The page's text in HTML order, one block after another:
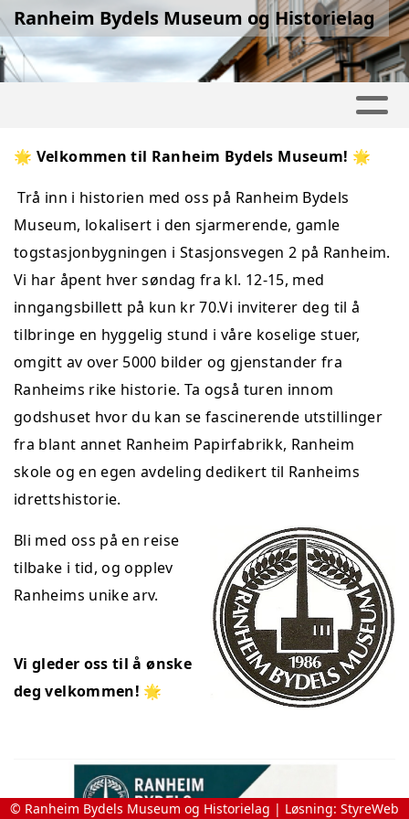
Ranheim Bydels Museum og Historielag
🌟 Velkommen til Ranheim Bydels Museum! 🌟
Trå inn i historien med oss på Ranheim Bydels
Museum, lokalisert i den sjarmerende, gamle
togstasjonbygningen i Stasjonsvegen 2 på Ranheim.
Vi har åpent hver søndag fra kl. 12-15, med
inngangsbillett på kun kr 70.Vi inviterer deg til å
tilbringe en hyggelig stund i våre koselige stuer,
omgitt av over 5000 bilder og gjenstander fra
Ranheims rike historie. Ta også turen innom
godshuset hvor du kan se fascinerende utstillinger
fra blant annet Ranheim Papirfabrikk, Ranheim
skole og en egen avdeling dedikert til Ranheims
idrettshistorie.
Bli med oss på en reise
tilbake i tid, og opplev
Ranheims unike arv.
Vi gleder oss til å ønske
deg velkommen! 🌟
© Ranheim Bydels Museum og Historielag | Løsning: StyreWeb